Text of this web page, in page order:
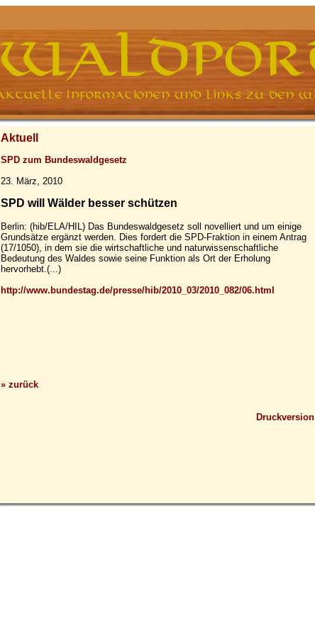
Aktuell
SPD zum Bundeswaldgesetz
23. März, 2010
SPD will Wälder besser schützen
Berlin: (hib/ELA/HIL) Das Bundeswaldgesetz soll novelliert und um einige
Grundsätze ergänzt werden. Dies fordert die SPD-Fraktion in einem Antrag
(17/1050), in dem sie die wirtschaftliche und naturwissenschaftliche
Bedeutung des Waldes sowie seine Funktion als Ort der Erholung
hervorhebt.(...)
http://www.bundestag.de/presse/hib/2010_03/2010_082/06.html
» zurück
Druckversion